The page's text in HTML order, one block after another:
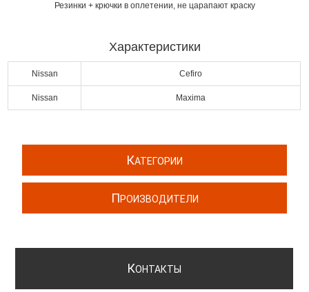
Резинки + крючки в оплетении, не царапают краску
Характеристики
Nissan Cefiro
Nissan Maxima
КАТЕГОРИИ
ПРОИЗВОДИТЕЛИ
КОНТАКТЫ